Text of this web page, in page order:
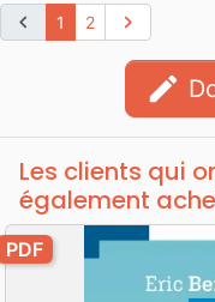
chevron_left 1 2 chevron_right
edit
Les clients qui
également
PDF